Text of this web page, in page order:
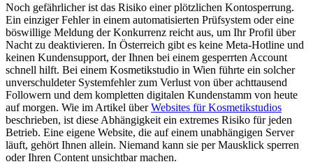
Noch gefährlicher ist das Risiko einer plötzlichen Kontosperrung.
Ein einziger Fehler in einem automatisierten Prüfsystem oder eine
böswillige Meldung der Konkurrenz reicht aus, um Ihr Profil über
Nacht zu deaktivieren. In Österreich gibt es keine Meta-Hotline und
keinen Kundensupport, der Ihnen bei einem gesperrten Account
schnell hilft. Bei einem Kosmetikstudio in Wien führte ein solcher
unverschuldeter Systemfehler zum Verlust von über achttausend
Followern und dem kompletten digitalen Kundenstamm von heute
auf morgen. Wie im Artikel überWebsites für Kosmetikstudios
beschrieben, ist diese Abhängigkeit ein extremes Risiko für jeden
Betrieb. Eine eigene Website, die auf einem unabhängigen Server
läuft, gehört Ihnen allein. Niemand kann sie per Mausklick sperren
oder Ihren Content unsichtbar machen.